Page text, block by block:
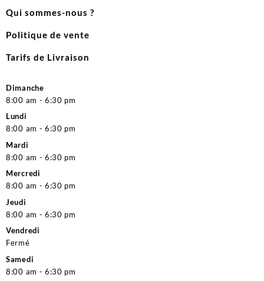
Qui sommes-nous ?
Politique de vente
Tarifs de Livraison
Dimanche
8:00 am - 6:30 pm
Lundi
8:00 am - 6:30 pm
Mardi
8:00 am - 6:30 pm
Mercredi
8:00 am - 6:30 pm
Jeudi
8:00 am - 6:30 pm
Vendredi
Fermé
Samedi
8:00 am - 6:30 pm